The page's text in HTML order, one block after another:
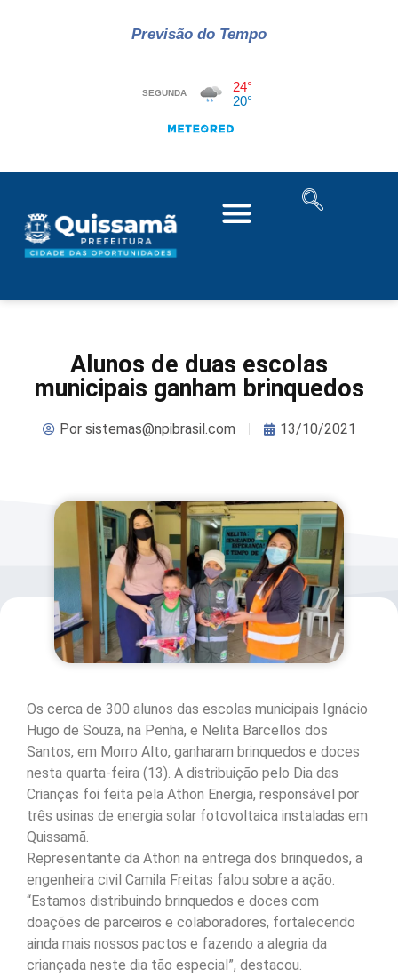
Previsão do Tempo
Alunos de duas escolas
municipais ganham brinquedos
Porsistemas@npibrasil.com 13/10/2021
Os cerca de 300 alunos das escolas municipais Ignácio
Hugo de Souza, na Penha, e Nelita Barcellos dos
Santos, em Morro Alto, ganharam brinquedos e doces
nesta quarta-feira (13). A distribuição pelo Dia das
Crianças foi feita pela Athon Energia, responsável por
três usinas de energia solar fotovoltaica instaladas em
Quissamã.
Representante da Athon na entrega dos brinquedos, a
engenheira civil Camila Freitas falou sobre a ação.
“Estamos distribuindo brinquedos e doces com
doações de parceiros e colaboradores, fortalecendo
ainda mais nossos pactos e fazendo a alegria da
criançada neste dia tão especial”, destacou.